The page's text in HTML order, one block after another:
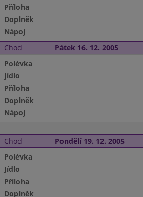
Příloha
Doplněk
Nápoj
Chod Pátek 16. 12. 2005
Polévka
Jídlo
Příloha
Doplněk
Nápoj
Chod Pondělí 19. 12. 2005
Polévka
Jídlo
Příloha
Doplněk